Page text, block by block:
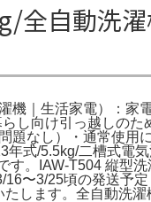
全自動洗濯
機｜生活家電）：家
向け引っ越しのた
題なし）・通常使用
式/5.5kg/二槽式電
。IAW-T504 縦型
3/25頃の発送予定
します。全自動洗